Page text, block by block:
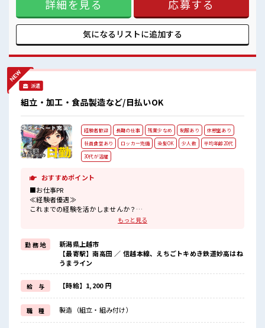
ップUP目指していきましょう！ ≪自分に合った期間で働ける
≫ 福利厚生が整った派遣のお仕事です！ ■職場の雰囲気 少人
数の職場でこじんまり。 職場の仲間との交流もできちゃうか
も？ 髪型・髪色自由♪ 派手過ぎなければOKだから、 モチベ
詳細を見る 応募する
気になるリストに追加する
派遣
組立・加工・食品製造など/日払いOK
経験者歓迎 長期の仕事 残業少なめ 制服あり
休憩室あり
社員食堂あり
ロッカー完備 染髪OK 少人数
平均年齢20代
30代が活躍
おすすめポイント
■お仕事PR
≪経験者優遇≫
これまでの経験を活かしませんか？
≪自分の時間も大切≫
残業はほとんどナシ！
場合によってはお願いすることもあります♪
≪モチベーションもUP≫
派手過ぎなければ髪型や髪色自由♪
(規定有)≪ラクラク制服アリ≫
制服があるので、
毎日の服装の悩み解消♪
≪収入アップを目指せる≫
高時給だらけの派遣のお仕事です！
もっと見る
勤 務 地
新潟県上越市
【最寄駅】南高田 ／ 信越本線、えちごトキめき鉄道妙高はね
うまライン
給 与 【時給】1,200 円
職 種 製造（組立・組み付け）